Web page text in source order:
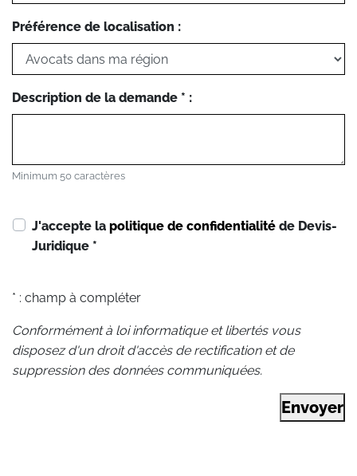
Préférence de localisation :
Description de la demande * :
Minimum 50 caractères
J'accepte la politique de confidentialité de Devis-
Juridique *
* : champ à compléter
Conformément à loi informatique et libertés vous
disposez d'un droit d'accès de rectification et de
suppression des données communiquées.
Envoyer